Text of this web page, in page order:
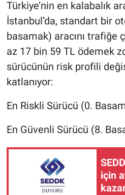
Türkiye’nin en kalabalık
İstanbul’da, standart bir
basamak) aracını trafiğe
az 17 bin 59 TL ödemek
sürücünün risk profili
katlanıyor:
En Riskli Sürücü (0.
En Güvenli Sürücü (8.
için